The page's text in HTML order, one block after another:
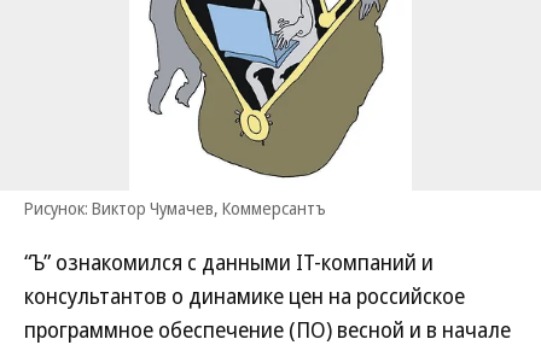
Рисунок: Виктор Чумачев, Коммерсантъ
“Ъ” ознакомился с данными IT-компаний и
консультантов о динамике цен на российское
программное обеспечение (ПО) весной и в начале